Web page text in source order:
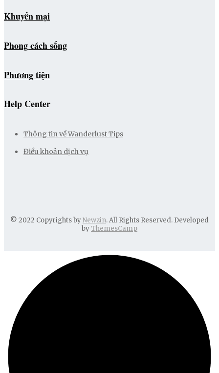
Khuyến mại
Phong cách sống
Phương tiện
Help Center
Thông tin về Wanderlust Tips
Điều khoản dịch vụ
© 2022 Copyrights byNewzin. All Rights Reserved. Developed
byThemesCamp